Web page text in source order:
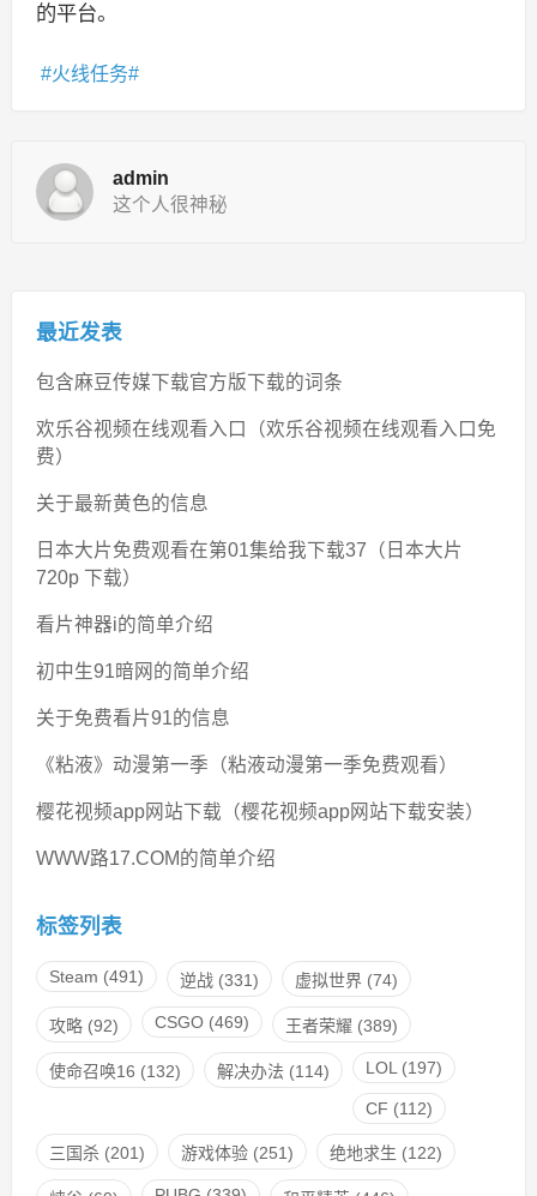
的平台。
火线任务
admin
这个人很神秘
最近发表
包含麻豆传媒下载官方版下载的词条
欢乐谷视频在线观看入口（欢乐谷视频在线观看入口免
费）
关于最新黄色的信息
日本大片免费观看在第01集给我下载37（日本大片
720p 下载）
看片神器i的简单介绍
初中生91暗网的简单介绍
关于免费看片91的信息
《粘液》动漫第一季（粘液动漫第一季免费观看）
樱花视频app网站下载（樱花视频app网站下载安装）
WWW路17.COM的简单介绍
标签列表
Steam (491) 逆战(331) 虚拟世界(74)
攻略(92) CSGO(469) 王者荣耀 (389)
使命召唤16 (132) 解决办法 (114) LOL (197)
CF (112)
三国杀(201) 游戏体验(251) 绝地求生 (122)